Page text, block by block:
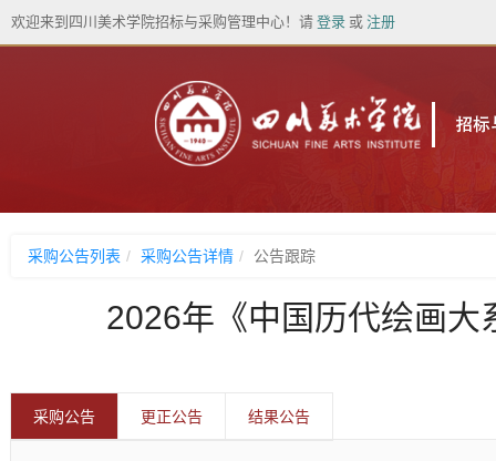
欢迎来到四川美术学院招标与采购管理中心！ 请 登录 或 注册
采购公告列表 采购公告详情 公告跟踪
2026年《中国历代绘画大
采购公告 更正公告 结果公告